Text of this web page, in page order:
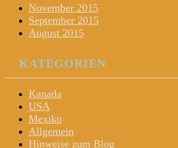
November 2015
September 2015
August 2015
KATEGORIEN
Kanada
USA
Mexiko
Allgemein
Hinweise zum Blog